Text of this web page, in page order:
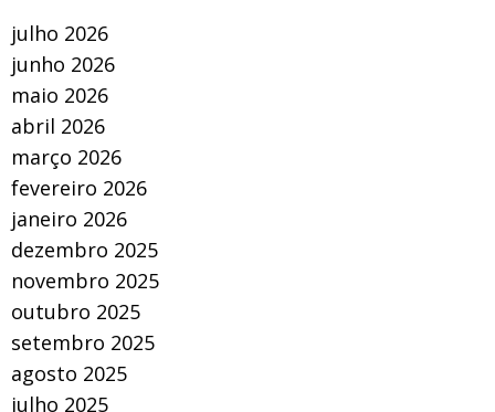
julho 2026
junho 2026
maio 2026
abril 2026
março 2026
fevereiro 2026
janeiro 2026
dezembro 2025
novembro 2025
outubro 2025
setembro 2025
agosto 2025
julho 2025